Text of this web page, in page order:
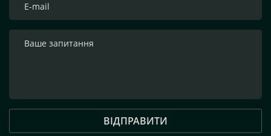
ВІДПРАВИТИ